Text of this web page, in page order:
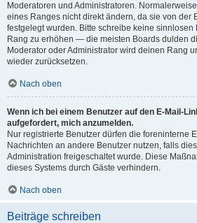
Moderatoren und Administratoren.
eines Ranges nicht direkt ändern, da sie von der
festgelegt wurden. Bitte schreibe keine sinnlosen
Rang zu erhöhen — die meisten Boards dulden
Moderator oder Administrator wird deinen Rang
wieder zurücksetzen.
Nach oben
Wenn ich bei einem Benutzer auf den E-Mail-
aufgefordert, mich anzumelden.
Nur registrierte Benutzer dürfen die foreninterne
Nachrichten an andere Benutzer nutzen, falls
Administration freigeschaltet wurde. Diese
dieses Systems durch Gäste verhindern.
Nach oben
Beiträge schreiben